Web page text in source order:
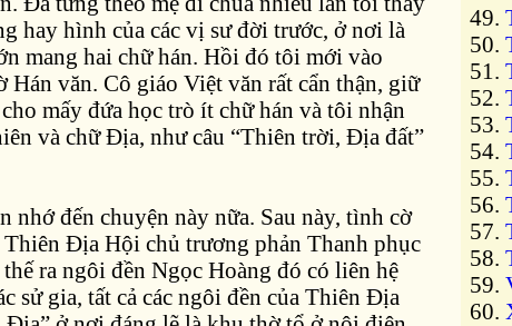
hay hình của các vị sư đời trước, ở nơi là
mang hai chữ hán. Hồi đó tôi mới vào
văn. Cô giáo Việt văn rất cẩn thận, giữ
mấy đứa học trò ít chữ hán và tôi nhận
và chữ Địa, như câu “Thiên trời, Địa đất”
nhớ đến chuyện này nữa. Sau này, tình cờ
Địa Hội chủ trương phản Thanh phục
ra ngôi đền Ngọc Hoàng đó có liên hệ
sử gia, tất cả các ngôi đền của Thiên Địa